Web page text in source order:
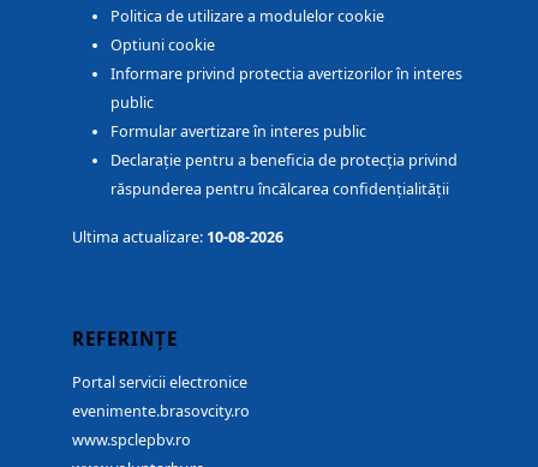
Politica de utilizare a modulelor cookie
Optiuni cookie
Informare privind protectia avertizorilor în interes
public
Formular avertizare în interes public
Declarație pentru a beneficia de protecția privind
răspunderea pentru încălcarea confidențialității
Ultima actualizare: 10-08-2026
REFERINȚE
Portal servicii electronice
evenimente.brasovcity.ro
www.spclepbv.ro